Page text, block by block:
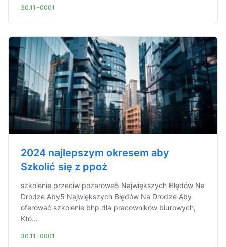
30.11.-0001
2024 najlepszym okresem aby
Szkolić się z ppoż
szkolenie przeciw pożarowe5 Największych Błędów Na
Drodze Aby5 Największych Błędów Na Drodze Aby
oferować szkolenie bhp dla pracowników biurowych,
Któ...
30.11.-0001